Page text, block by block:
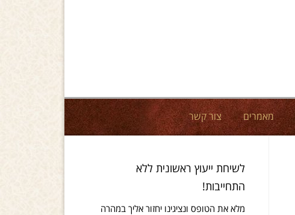
מאמרים צור קשר
לשיחת ייעוץ ראשונית ללא
התחייבות!
מלא את הטופס ונציגינו יחזור אליך במהרה